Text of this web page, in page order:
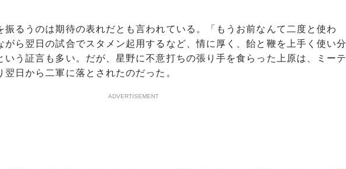
るうのは期待の表れだとも言われている。「もうお前なんて二度と使わ
がら翌日の試合でスタメン起用するなど、情に厚く、飴と鞭を上手く使い分
いう証言も多い。だが、星野に不意打ちの張り手を食らった上原は、ミーテ
翌日から二軍に落とされたのだった。
ADVERTISEMENT